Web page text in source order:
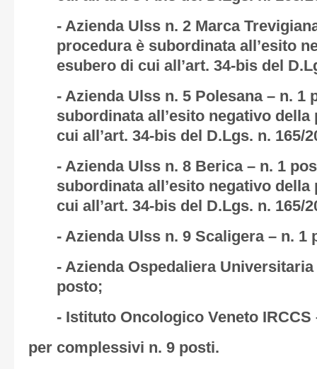
- Azienda Ulss n. 2 Marca
procedura è subordinata all’esito
esubero di cui all’art. 34-bis del
- Azienda Ulss n. 5 Polesana – n. 1
subordinata all’esito negativo
cui all’art. 34-bis del D.Lgs. n. 165/
- Azienda Ulss n. 8 Berica – n. 1
subordinata all’esito negativo
cui all’art. 34-bis del D.Lgs. n. 165/
- Azienda Ulss n. 9 Scaligera – n. 1
- Azienda Ospedaliera
posto;
- Istituto Oncologico Veneto IRCCS
per complessivi n. 9 posti.